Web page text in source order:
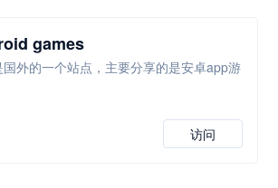
games
国外的一个站点，主要分享的是安卓app游
访问